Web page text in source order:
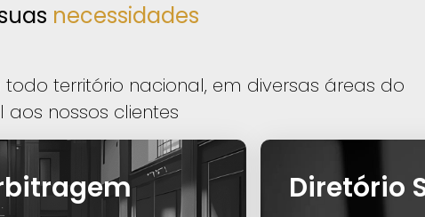
necessidades
território nacional, em diversas áreas do
aos nossos clientes
Diretório